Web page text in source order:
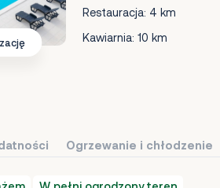
Restauracja: 4 km
Kawiarnia: 10 km
Ogrzewanie i chłodzenie